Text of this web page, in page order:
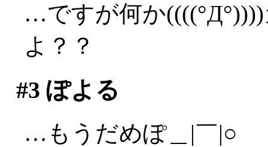
…ですが何か
よ？？
#3 ぽよる
…もうだめぽ＿|￣|○